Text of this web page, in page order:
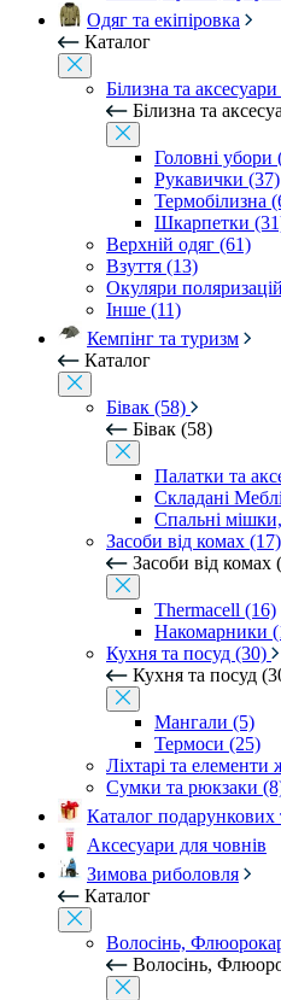
Одяг та екіпіровка
Каталог
Білизна та
Білизна та
Головні убори
Рукавички (37)
Термобілизна
Шкарпетки
Верхній одяг (61)
Взуття (13)
Окуляри
Інше (11)
Кемпінг та туризм
Каталог
Бівак (58)
Бівак (58)
Палатки та
Складані
Спальні
Засоби від комах (17)
Засоби від комах
Thermacell (16)
Накомарники
Кухня та посуд (30)
Кухня та посуд
Мангали (5)
Термоси (25)
Ліхтарі та
Сумки та рюкзаки
Каталог подарункових
Аксесуари для човнів
Зимова риболовля
Каталог
Волосінь,
Волосінь,